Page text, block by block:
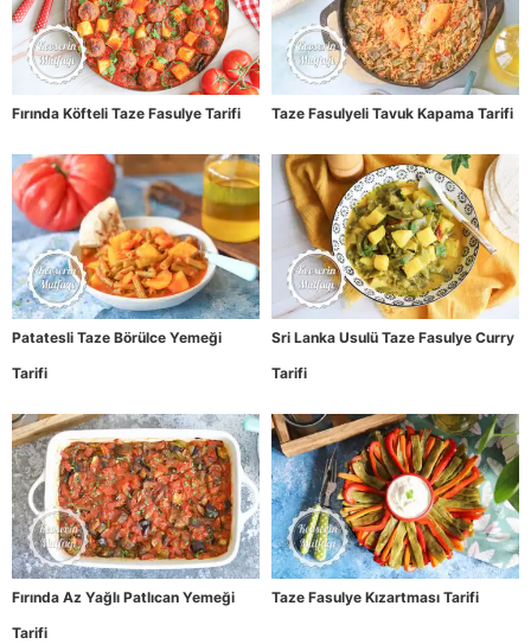
Fırında Köfteli Taze Fasulye Tarifi Taze Fasulyeli Tavuk Kapama Tarifi
Patatesli Taze Börülce Yemeği
Tarifi
Sri Lanka Usulü Taze Fasulye Curry
Tarifi
Fırında Az Yağlı Patlıcan Yemeği
Tarifi
Taze Fasulye Kızartması Tarifi